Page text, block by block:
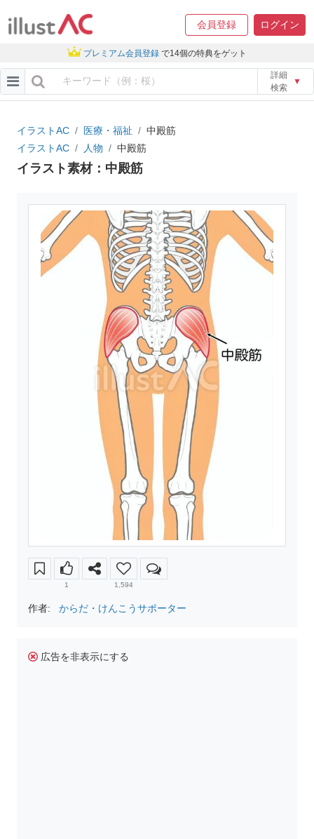
会員登録 ログイン
プレミアム会員登録 で14個の特典をゲット
詳細
検索
▼
イラストAC 医療・福祉
中殿筋
イラストAC
人物 中殿筋
イラスト素材：中殿筋
1 1,594
作者: からだ・けんこうサポーター
広告を非表示にする